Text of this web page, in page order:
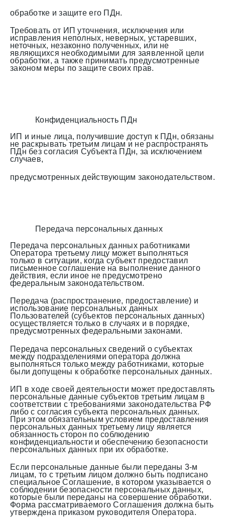
обработке и защите его ПДн.
Требовать от ИП уточнения, исключения или
исправления неполных, неверных, устаревших,
неточных, незаконно полученных, или не
являющихся необходимыми для заявленной цели
обработки, а также принимать предусмотренные
законом меры по защите своих прав.
Конфиденциальность ПДн
ИП и иные лица, получившие доступ к ПДн, обязаны
не раскрывать третьим лицам и не распространять
ПДн без согласия Субъекта ПДн, за исключением
случаев,
предусмотренных действующим законодательством.
Передача персональных данных
Передача персональных данных работниками
Оператора третьему лицу может выполняться
только в ситуации, когда субъект предоставил
письменное соглашение на выполнение данного
действия, если иное не предусмотрено
федеральным законодательством.
Передача (распространение, предоставление) и
использование персональных данных
Пользователей (субъектов персональных данных)
осуществляется только в случаях и в порядке,
предусмотренных федеральными законами.
Передача персональных сведений о субъектах
между подразделениями оператора должна
выполняться только между работниками, которые
были допущены к обработке персональных данных.
ИП в ходе своей деятельности может предоставлять
персональные данные субъектов третьим лицам в
соответствии с требованиями законодательства РФ
либо с согласия субъекта персональных данных.
При этом обязательным условием предоставления
персональных данных третьему лицу является
обязанность сторон по соблюдению
конфиденциальности и обеспечению безопасности
персональных данных при их обработке.
Если персональные данные были переданы 3-м
лицам, то с третьим лицом должно быть подписано
специальное Соглашение, в котором указывается о
соблюдении безопасности персональных данных,
которые были переданы на совершение обработки.
Форма рассматриваемого Соглашения должна быть
утверждена приказом руководителя Оператора.